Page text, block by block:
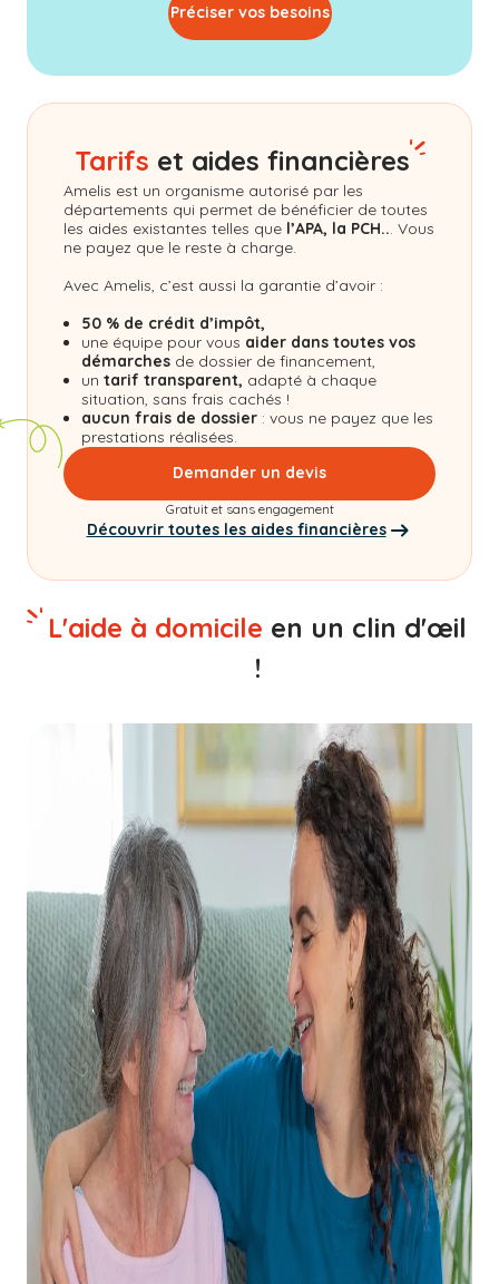
Préciser vos besoins
Tarifs et aides financières
Amelis est un organisme autorisé par les
départements qui permet de bénéficier de toutes
les aides existantes telles que l’APA, la PCH... Vous
ne payez que le reste à charge.
Avec Amelis, c’est aussi la garantie d’avoir :
50 % de crédit d’impôt,
une équipe pour vous aider dans toutes vos
démarches de dossier de financement,
un tarif transparent, adapté à chaque
situation, sans frais cachés !
aucun frais de dossier : vous ne payez que les
prestations réalisées.
Demander un devis
Gratuit et sans engagement
Découvrir toutes les aides financières
L'aide à domicile en un clin d'œil
!